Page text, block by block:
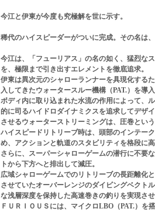
今江と伊東が今度も究極解を世に示す。
稀代のハイスピーダーがついに完成。その名は
今江は、「フューリアス」の名の如く、猛烈な
を、極限まで引き出すエレメントを徹底追求。
伊東は異次元のシャローランナーを具現化する
入してきたウォータースルー機構（PAT.）を導入
ボディ内に取り込まれた水流の作用によって、
的に司るハイドロダイナミクスを追求してデザ
させるウォーターストリーミングは、圧巻という
ハイスピードリトリーブ時は、頭部のインテー
め、アクションと軌道のスタビリティを格段に高
さらに、スーパーシャローゲームの潜行に不要
トから下方へと排出して減圧。
広域シャローゲームでのリトリーブの長距離化
させていたオーバーレンジのダイビングベクト
な浅層深度を保持した高速巻きの釣りを実現させ
ＦＵＲＩＯＵＳには、マイクロLBO（PAT.）を搭